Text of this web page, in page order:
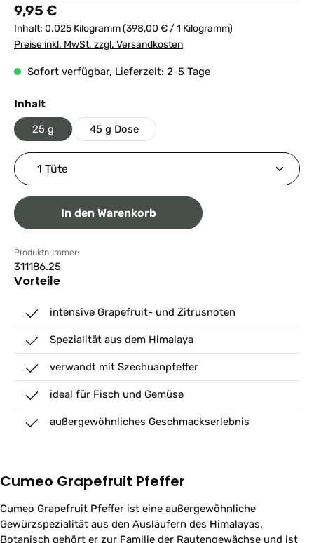
Regulärer Preis:
9,95 €
Inhalt: 0.025 Kilogramm(398,00 € / 1 Kilogramm)
Preise inkl. MwSt. zzgl. Versandkosten
Sofort verfügbar, Lieferzeit: 2-5 Tage
Inhaltauswählen
25 g 45 g Dose
Produkt Anzahl: Gib den gewünschten Wert ein
In den Warenkorb
Produktnummer:
311186.25
Vorteile
intensive Grapefruit- und Zitrusnoten
Spezialität aus dem Himalaya
verwandt mit Szechuanpfeffer
ideal für Fisch und Gemüse
außergewöhnliches Geschmackserlebnis
Cumeo Grapefruit Pfeffer
Cumeo Grapefruit Pfeffer ist eine außergewöhnliche
Gewürzspezialität aus den Ausläufern des Himalayas.
Botanisch gehört er zur Familie der Rautengewächse und ist